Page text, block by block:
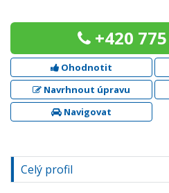
+420
Ohodnotit
Navrhnout úpravu
Navigovat
Celý profil